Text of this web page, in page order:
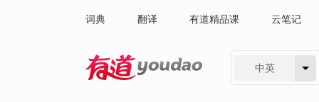
词典 翻译 有道精品课 云笔记
中英